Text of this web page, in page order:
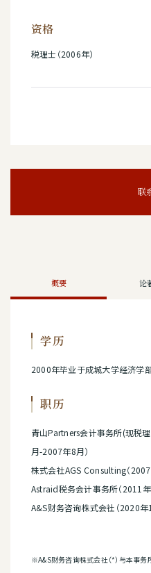
资格
税理士（2006年）
联
概要 论
学历
2000年毕业于成城大学经济学
职历
青山Partners会计事务所(现税
月-2007年8月）
株式会社AGS Consulting（
Astraid税务会计事务所（2011
A&S财务咨询株式会社（2020年
※A&S财务咨询株式会社（*）与本事务